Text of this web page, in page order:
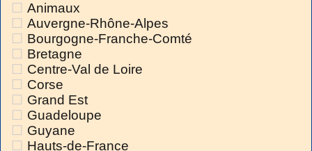
Animaux
Auvergne-Rhône-Alpes
Bourgogne-Franche-Comté
Bretagne
Centre-Val de Loire
Corse
Grand Est
Guadeloupe
Guyane
Hauts-de-France